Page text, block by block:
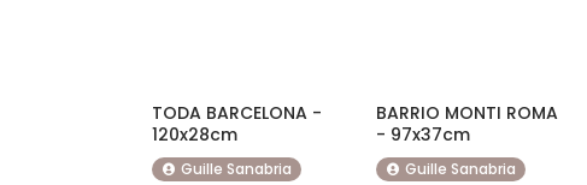
TODA BARCELONA -
120x28cm
Guille Sanabria
BARRIO MONTI ROMA
- 97x37cm
Guille Sanabria